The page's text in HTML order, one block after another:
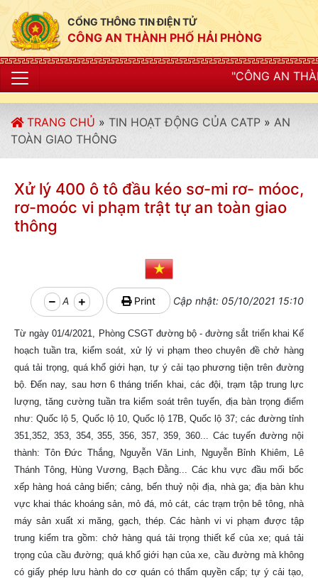
CỔNG THÔNG TIN ĐIỆN TỬ
CÔNG AN THÀNH PHỐ HẢI PHÒNG
"CÔNG AN THÀNH PHỐ HẢI
TRANG CHỦ » TIN HOẠT ĐỘNG CỦA CATP » AN
TOÀN GIAO THÔNG
Xử lý 400 ô tô đầu kéo sơ-mi rơ- móoc,
rơ-moóc vi phạm trật tự an toàn giao
thông
A Print Cập nhật: 05/10/2021 15:10
Từ ngày 01/4/2021, Phòng CSGT đường bộ - đường sắt triển khai Kế
hoạch tuần tra, kiểm soát, xử lý vi phạm theo chuyên đề chở hàng
quá tải trọng, quá khổ giới hạn, tự ý cải tạo phương tiện trên đường
bộ. Đến nay, sau hơn 6 tháng triển khai, các đội, trạm tập trung lực
lượng, tăng cường tuần tra kiểm soát trên tuyến, địa bàn trọng điểm
như: Quốc lộ 5, Quốc lộ 10, Quốc lộ 17B, Quốc lộ 37; các đường tỉnh
351,352, 353, 354, 355, 356, 357, 359, 360... Các tuyến đường nội
thành: Tôn Đức Thắng, Nguyễn Văn Linh, Nguyễn Bỉnh Khiêm, Lê
Thánh Tông, Hùng Vương, Bạch Đằng... Các khu vực đầu mối bốc
xếp hàng hoá cảng biển; cảng, bến thuỷ nội địa, nhà ga; địa bàn khu
vực khai thác khoáng sản, mỏ đá, mỏ cát, các trạm trộn bê tông, nhà
máy sản xuất xi măng, gạch, thép. Các hành vi vi phạm được tập
trung kiểm tra gồm: chở hàng quá tải trọng thiết kế của xe; quá tải
trọng của cầu đường; quá khổ giới hạn của xe, cầu đường mà không
có giấy phép lưu hành do cơ quán có thẩm quyền cấp; tự ý cải tạo,